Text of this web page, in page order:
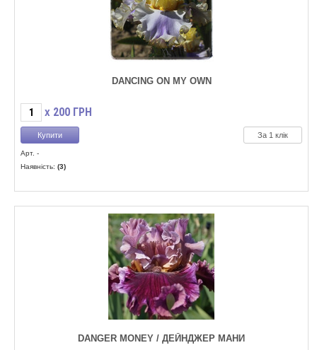
DANCING ON MY OWN
X 200 ГРН
За 1 клік
Арт. -
Наявність: (3)
DANGER MONEY / ДЕЙНДЖЕР МАНИ